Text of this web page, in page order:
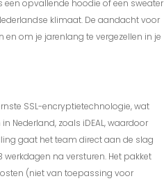
opvallende hoodie of een sweater
klimaat. De aandacht voor
om je jarenlang te vergezellen in je
SSL-encryptietechnologie, wat
Nederland, zoals iDEAL, waardoor
gaat het team direct aan de slag
na versturen. Het pakket
(niet van toepassing voor